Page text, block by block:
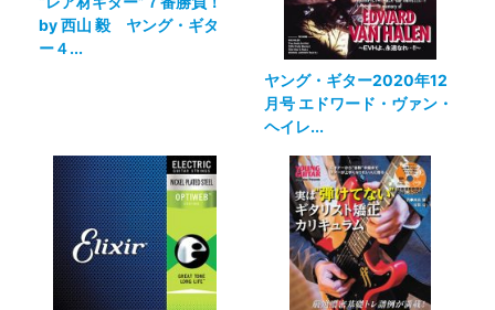
by 西山 毅 ヤング・ギタ
ー４...
ヤング・ギター2020年12
月号 エドワード・ヴァン・
ヘイレ...